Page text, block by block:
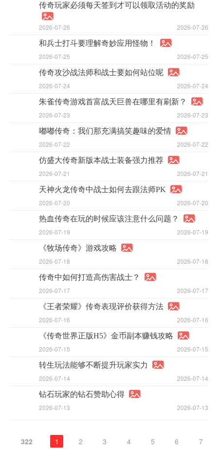
传奇玩家必须每天签到才可以领取活动的奖励
2026-07-26
2026-07-26
和兵士打斗要理解奇妙应用怪物！
2026-07-25
2026-07-25
传奇攻沙战法师和战士要如何站位呢
2026-07-24
2026-07-24
朱雀传奇游戏首富战天巨兽在哪里有刷新？
2026-07-23
2026-07-23
嘟嘟传奇：我们那充满搞笑趣味的爱情
2026-07-22
2026-07-22
仿盛大传奇新版本战士装备强力推荐
2026-07-21
2026-07-21
天神火龙传奇中战士如何去跟法师PK
2026-07-20
2026-07-20
热血传奇在玩的时候应该注意什么问题？
2026-07-19
2026-07-19
《牧场传奇》游戏攻略
2026-07-18
2026-07-18
传奇中如何打造高伤害战士？
2026-07-17
2026-07-17
《王者荣耀》传奇表现评价获得方法
2026-07-16
2026-07-16
《传奇世界正版H5》金币副本赚钱攻略
2026-07-15
2026-07-15
转生玩法能够不断提升玩家实力
2026-07-14
2026-07-14
钻石玩家的钻石赞助心得
2026-07-13
2026-07-13
322 1 2 3 4 5 6 7